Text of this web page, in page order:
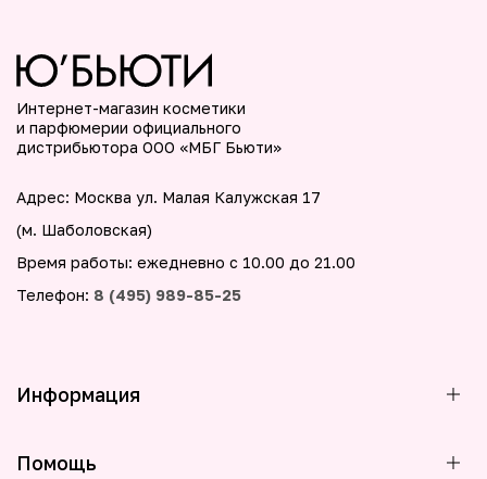
Интернет-магазин косметики
и парфюмерии официального
дистрибьютора ООО «МБГ Бьюти»
Адрес: Москва ул. Малая Калужская 17
(м. Шаболовская)
Время работы: ежедневно с 10.00 до 21.00
Телефон: 8 (495) 989-85-25
Информация
Помощь